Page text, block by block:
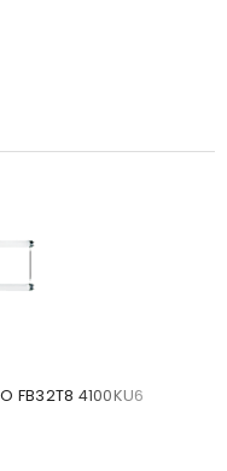
FB32T8 4100KU6